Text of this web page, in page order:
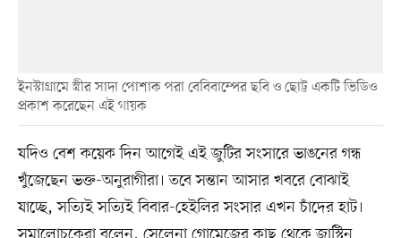
ইনস্টাগ্রামে স্ত্রীর সাদা পোশাক পরা বেবিবাম্পের ছবি ও ছোট্ট একটি ভিডিও
প্রকাশ করেছেন এই গায়ক
যদিও বেশ কয়েক দিন আগেই এই জুটির সংসারে ভাঙনের গন্ধ
খুঁজেছেন ভক্ত-অনুরাগীরা। তবে সন্তান আসার খবরে বোঝাই
যাচ্ছে, সত্যিই সত্যিই বিবার-হেইলির সংসার এখন চাঁদের হাট।